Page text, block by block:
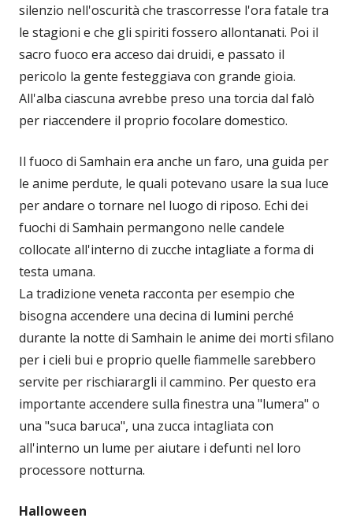
silenzio nell'oscurità che trascorresse l'ora fatale tra
le stagioni e che gli spiriti fossero allontanati. Poi il
sacro fuoco era acceso dai druidi, e passato il
pericolo la gente festeggiava con grande gioia.
All'alba ciascuna avrebbe preso una torcia dal falò
per riaccendere il proprio focolare domestico.
Il fuoco di Samhain era anche un faro, una guida per
le anime perdute, le quali potevano usare la sua luce
per andare o tornare nel luogo di riposo. Echi dei
fuochi di Samhain permangono nelle candele
collocate all'interno di zucche intagliate a forma di
testa umana.
La tradizione veneta racconta per esempio che
bisogna accendere una decina di lumini perché
durante la notte di Samhain le anime dei morti sfilano
per i cieli bui e proprio quelle fiammelle sarebbero
servite per rischiarargli il cammino. Per questo era
importante accendere sulla finestra una "lumera" o
una "suca baruca", una zucca intagliata con
all'interno un lume per aiutare i defunti nel loro
processore notturna.
Halloween